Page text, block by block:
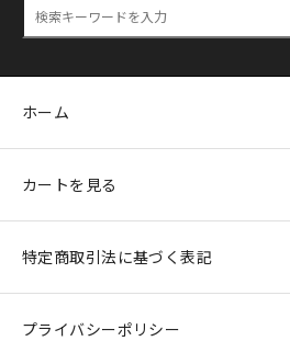
ホーム
カートを見る
特定商取引法に基づく表記
プライバシーポリシー